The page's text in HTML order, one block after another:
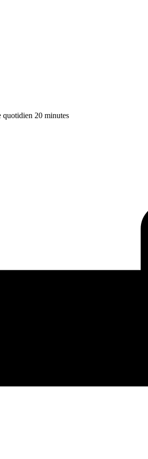
quotidien 20 minutes